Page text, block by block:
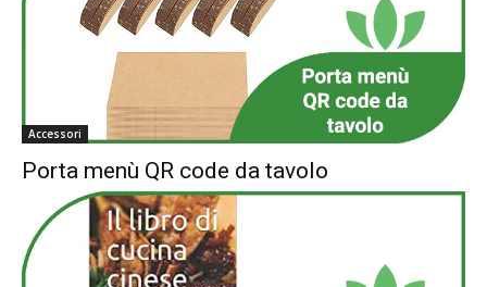
Accessori
Porta menù QR code da tavolo